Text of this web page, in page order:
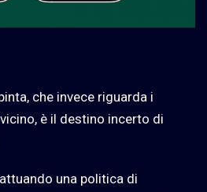
che invece riguarda i
è il destino incerto di
una politica di